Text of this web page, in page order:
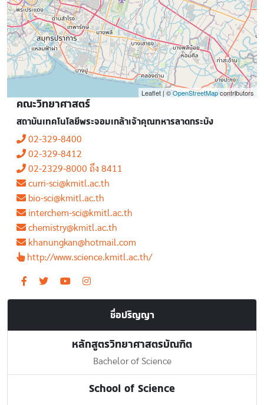
Leaflet | ©OpenStreetMapcontributors
คณะวิทยาศาสตร์
สถาบันเทคโนโลยีพระจอมเกล้าเจ้าคุณทหารลาดกระบัง
02-329-8400
02-329-8412
02-2329-8000 ถึง 8411
curri-sci@kmitl.ac.th
bio-sci@kmitl.ac.th
interchem-sci@kmitl.ac.th
chemistry@kmitl.ac.th
khanungkan@hotmail.com
http://www.science.kmitl.ac.th/
ชื่อปริญญา
หลักสูตรวิทยาศาสตรบัณฑิต
Bachelor of Science
School of Science